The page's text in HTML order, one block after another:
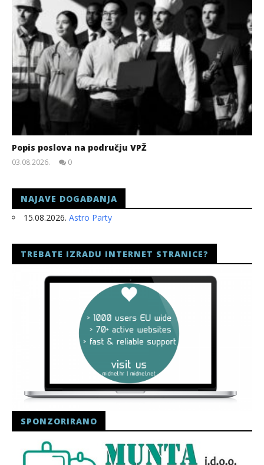
Popis poslova na području VPŽ
03.08.2026.
0
NAJAVE DOGAĐANJA
15.08.2026. Astro Party
TREBATE IZRADU INTERNET STRANICE?
SPONZORIRANO